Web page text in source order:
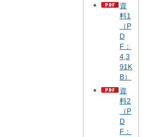
資
料1
（P
D
F：
4,3
91K
B）
資
料2
（P
D
F：